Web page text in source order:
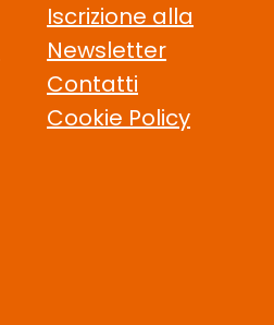
Iscrizione alla
Newsletter
Contatti
Cookie Policy